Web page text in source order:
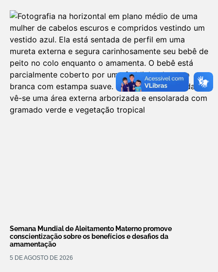
Semana Mundial de Aleitamento Materno promove
conscientização sobre os benefícios e desafios da
amamentação
5 DE AGOSTO DE 2026